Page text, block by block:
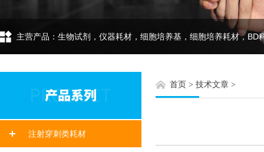
主营产品：生物试剂，仪器耗材，细胞培养基，细胞培养耗材，BD
注射穿刺类耗材
首页 > 技术文章 >